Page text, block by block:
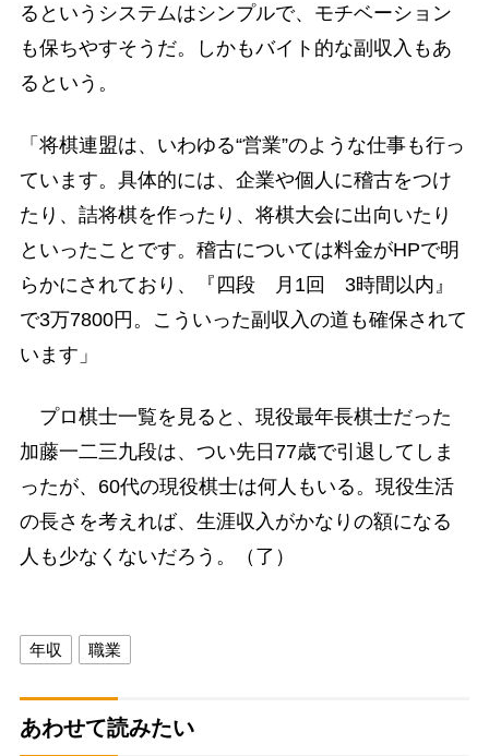
るというシステムはシンプルで、モチベーション
も保ちやすそうだ。しかもバイト的な副収入もあ
るという。
「将棋連盟は、いわゆる“営業”のような仕事も行っ
ています。具体的には、企業や個人に稽古をつけ
たり、詰将棋を作ったり、将棋大会に出向いたり
といったことです。稽古については料金がHPで明
らかにされており、『四段 月1回 3時間以内』
で3万7800円。こういった副収入の道も確保されて
います」
プロ棋士一覧を見ると、現役最年長棋士だった
加藤一二三九段は、つい先日77歳で引退してしま
ったが、60代の現役棋士は何人もいる。現役生活
の長さを考えれば、生涯収入がかなりの額になる
人も少なくないだろう。（了）
年収 職業
あわせて読みたい